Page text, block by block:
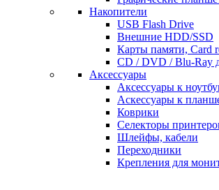
Накопители
USB Flash Drive
Внешние HDD/SSD
Карты памяти, Card
CD / DVD / Blu-Ray
Аксессуары
Аксессуары к
Аскессуары к
Коврики
Селекторы
Шлейфы, кабели
Переходники
Крепления для